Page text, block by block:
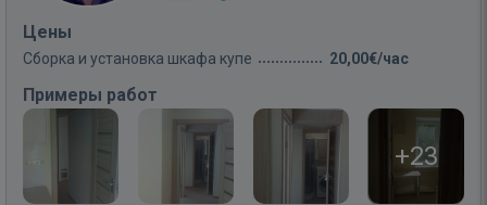
Цены
Сборка и установка шкафа купе 20,00€/час
Примеры работ
+23